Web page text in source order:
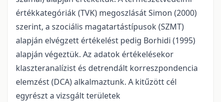
értékkategóriák (TVK) megoszlását Simon (2000)
szerint, a szociális magatartástípusok (SZMT)
alapján elvégzett értékelést pedig Borhidi (1995)
alapján végeztük. Az adatok értékelésekor
klaszteranalízist és detrendált korreszpondencia
elemzést (DCA) alkalmaztunk. A kitűzött cél
egyrészt a vizsgált területek